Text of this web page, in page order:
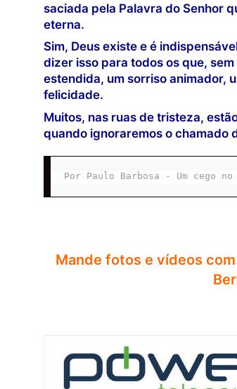
saciada pela Palavra do Senhor
eterna.
Sim, Deus existe e é
dizer isso para todos os que,
estendida, um sorriso animador,
felicidade.
Muitos, nas ruas de tristeza,
quando ignoraremos o chamado
Por Paulo Barbosa - Um cego no
Mande fotos e vídeos